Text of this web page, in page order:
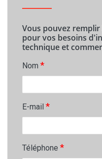
Vous pouvez
pour vos besoins
technique et
Nom *
E-mail *
Téléphone *